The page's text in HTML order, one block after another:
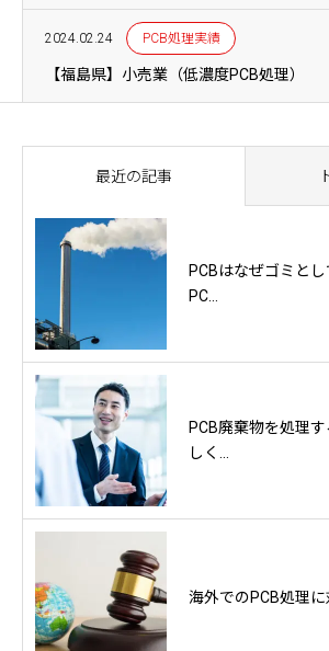
2024.02.24 PCB処理実績
【福島県】小売業（低濃度PCB処理）
最近の記事
PCBはなぜゴミと
PC...
PCB廃棄物を処理
しく...
海外でのPCB処理